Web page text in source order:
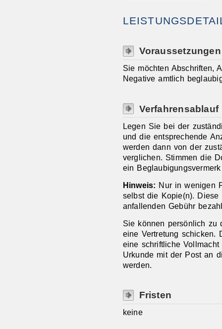
Voraussetzungen
Sie möchten Abschriften,
Negative amtlich
Verfahrensablauf
Legen Sie bei der
und die entsprechende
werden dann von der
verglichen. Stimmen die
ein
Hinweis: Nur in wenigen
selbst die Kopie(n).
anfallenden Gebühr
Sie können persönlich zu
eine Vertretung schicken.
eine schriftliche
Urkunde mit der Post an
werden.
Fristen
keine